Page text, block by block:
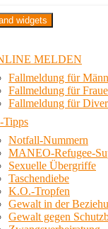
Projekt in Berlin
widgets
MELDEN
Fallmeldung für
Fallmeldung für
Fallmeldung für
Notfall-Nummern
MANEO-Refugee-
Sexuelle Übergriffe
Taschendiebe
K.O.-Tropfen
Gewalt in der
Gewalt gegen